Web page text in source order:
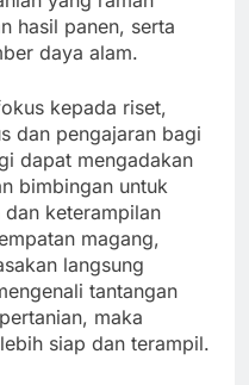
hasil panen, serta
daya alam.
kepada riset,
dan pengajaran bagi
dapat mengadakan
bimbingan untuk
keterampilan
magang,
langsung
tantangan
maka
siap dan terampil.